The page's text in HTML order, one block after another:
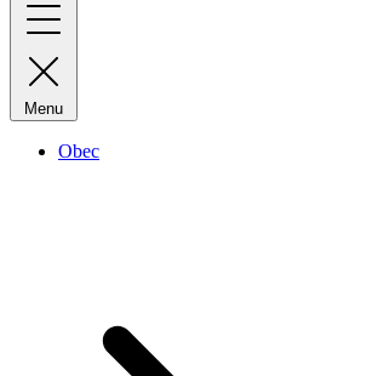
Menu
Obec